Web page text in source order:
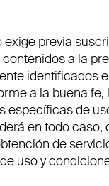
previa
a la
identificados
a la buena
específicas de
en todo
de
uso y